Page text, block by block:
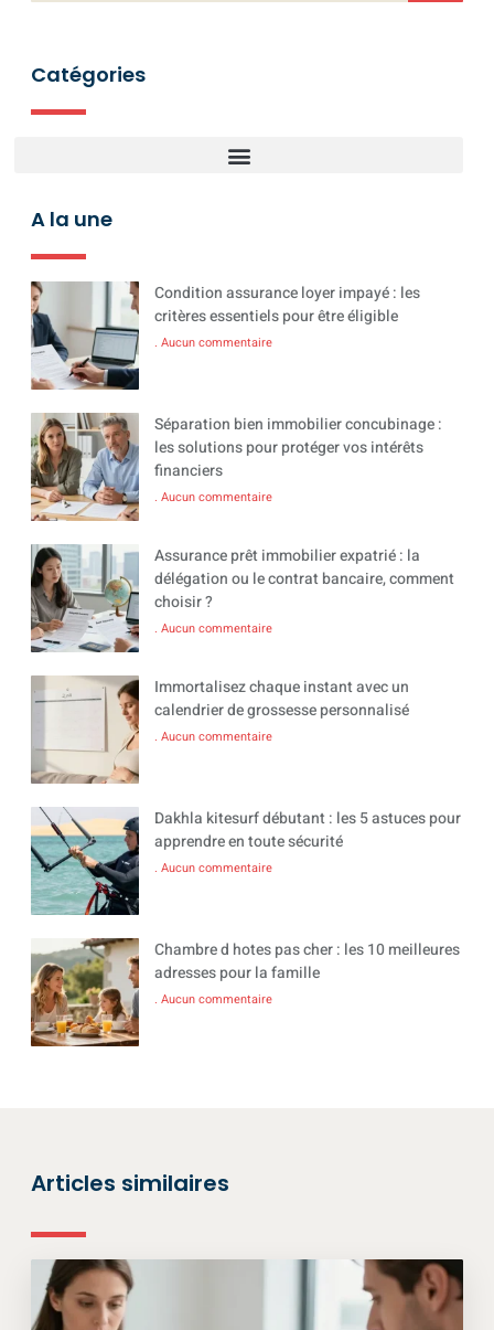
Catégories
A la une
Condition assurance loyer impayé : les
critères essentiels pour être éligible
Aucun commentaire
Séparation bien immobilier concubinage :
les solutions pour protéger vos intérêts
financiers
Aucun commentaire
Assurance prêt immobilier expatrié : la
délégation ou le contrat bancaire, comment
choisir ?
Aucun commentaire
Immortalisez chaque instant avec un
calendrier de grossesse personnalisé
Aucun commentaire
Dakhla kitesurf débutant : les 5 astuces pour
apprendre en toute sécurité
Aucun commentaire
Chambre d hotes pas cher : les 10 meilleures
adresses pour la famille
Aucun commentaire
Articles similaires